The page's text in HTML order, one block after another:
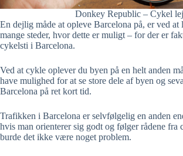
Donkey Republic – Cykel
En dejlig måde at opleve Barcelona på, er ved
mange steder, hvor dette er muligt – for der er
cykelsti i Barcelona.
Ved at cykle oplever du byen på en helt anden
have mulighed for at se store dele af byen og
Barcelona på ret kort tid.
Trafikken i Barcelona er selvfølgelig en anden
hvis man orienterer sig godt og følger rådene fra
burde det ikke være noget problem.